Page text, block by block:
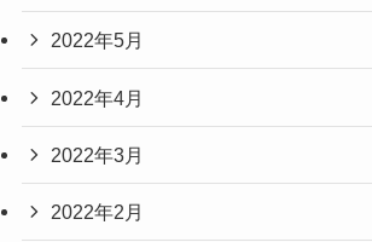
2022年5月
2022年4月
2022年3月
2022年2月